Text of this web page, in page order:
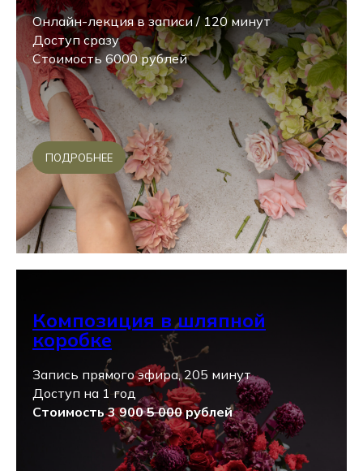
Онлайн-лекция в записи / 120 минут
Доступ сразу
Стоимость 6000 рублей
ПОДРОБНЕЕ
Композиция в шляпной
коробке
Запись прямого эфира, 205 минут
Доступ на 1 год
Стоимость 3 9005 000рублей